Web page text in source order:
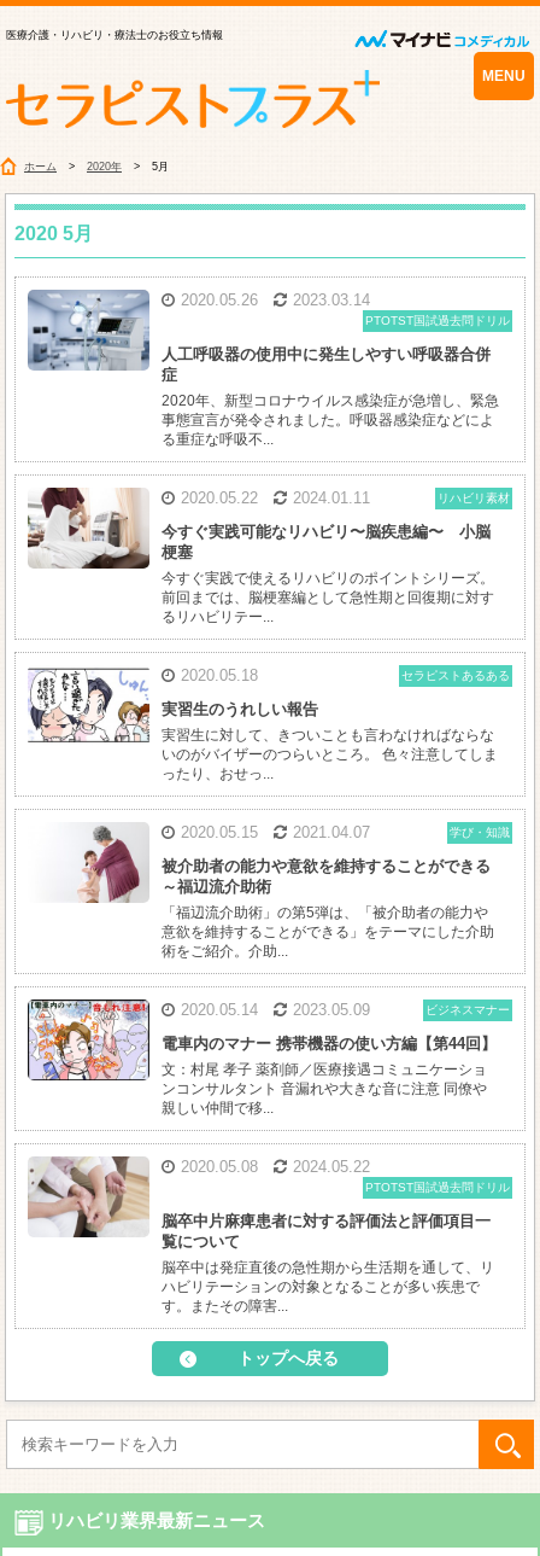
医療介護・リハビリ・療法士のお役立ち情報
MENU
ホーム 2020年 5月
2020 5月
2020.05.26 2023.03.14
PTOTST国試過去問ドリル
人工呼吸器の使用中に発生しやすい呼吸器合併
症
2020年、新型コロナウイルス感染症が急増し、緊急
事態宣言が発令されました。呼吸器感染症などによ
る重症な呼吸不...
2020.05.22 2024.01.11 リハビリ素材
今すぐ実践可能なリハビリ〜脳疾患編〜 小脳
梗塞
今すぐ実践で使えるリハビリのポイントシリーズ。
前回までは、脳梗塞編として急性期と回復期に対す
るリハビリテー...
2020.05.18 セラピストあるある
実習生のうれしい報告
実習生に対して、きついことも言わなければならな
いのがバイザーのつらいところ。 色々注意してしま
ったり、おせっ...
2020.05.15 2021.04.07 学び・知識
被介助者の能力や意欲を維持することができる
～福辺流介助術
「福辺流介助術」の第5弾は、「被介助者の能力や
意欲を維持することができる」をテーマにした介助
術をご紹介。介助...
2020.05.14 2023.05.09 ビジネスマナー
電車内のマナー 携帯機器の使い方編【第44回】
文：村尾 孝子 薬剤師／医療接遇コミュニケーショ
ンコンサルタント 音漏れや大きな音に注意 同僚や
親しい仲間で移...
2020.05.08 2024.05.22
PTOTST国試過去問ドリル
脳卒中片麻痺患者に対する評価法と評価項目一
覧について
脳卒中は発症直後の急性期から生活期を通して、リ
ハビリテーションの対象となることが多い疾患で
す。またその障害...
トップへ戻る
リハビリ業界最新ニュース